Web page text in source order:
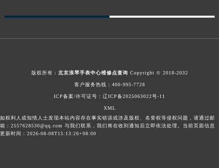
版权所有： 北京浪琴手表中心维修点查询 Copyright © 2018-2032
客户服务热线： 400-995-7728
ICP备案/许可证号：辽ICP备2025063022号-11
XML
如权利人或知情人士发现本站内容存在事实错误或涉及版权、名誉权等侵权问题，请通过邮
箱：2557628530@qq.com 与我们联系，我们将在收到通知后立即依法处理。当前页面信息
更新时间：2026-08-08T15:13:26+08:00